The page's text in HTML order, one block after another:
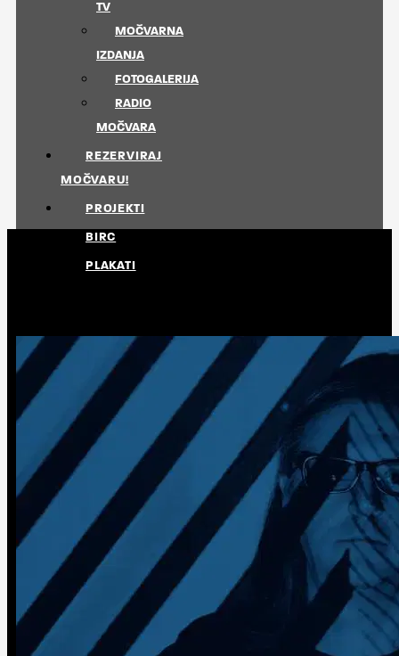
TV
MOČVARNA
IZDANJA
FOTOGALERIJA
RADIO
MOČVARA
REZERVIRAJ
MOČVARU!
PROJEKTI
BIRC
PLAKATI